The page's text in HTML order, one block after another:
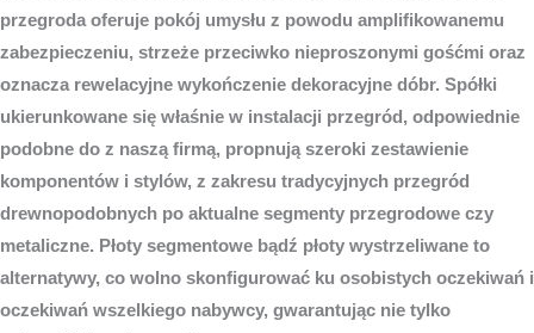
przegroda oferuje pokój umysłu z powodu amplifikowanemu
zabezpieczeniu, strzeże przeciwko nieproszonymi gośćmi oraz
oznacza rewelacyjne wykończenie dekoracyjne dóbr. Spółki
ukierunkowane się właśnie w instalacji przegród, odpowiednie
podobne do z naszą firmą, propnują szeroki zestawienie
komponentów i stylów, z zakresu tradycyjnych przegród
drewnopodobnych po aktualne segmenty przegrodowe czy
metaliczne. Płoty segmentowe bądź płoty wystrzeliwane to
alternatywy, co wolno skonfigurować ku osobistych oczekiwań i
oczekiwań wszelkiego nabywcy, gwarantując nie tylko